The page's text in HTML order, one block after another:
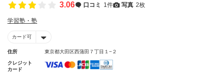
3.06 口コミ 1件 写真 2枚
学習塾・塾
カード可
住所 東京都大田区西蒲田７丁目１−２
クレジット
カード